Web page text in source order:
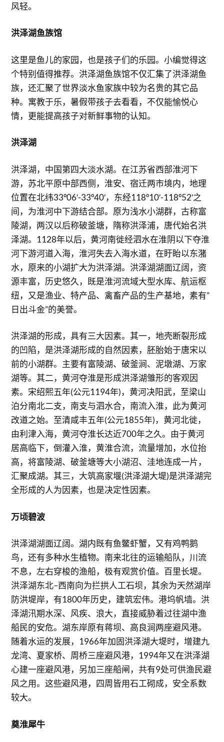
风轻。
洪泽湖鱼族馆
这里是鱼儿的家园，也是孩子们的乐园。小编觉得这
个特别值得推荐。洪泽湖鱼族馆不仅汇集了洪泽湖鱼
族，还汇聚了世界淡水鱼家族中较为名贵的其它品
种。寓教于乐，暑假带孩子去看看，不仅能愉悦心
情，更能提高孩子对新鲜事物的认知。
洪泽湖
洪泽湖，中国第四大淡水湖。在江苏省西部淮河下
游，苏北平原中部西侧，淮安、宿迁两市境内，地理
位置在北纬33º06′-33º40′，东经118º10′-118º52′之
间，为淮河中下游结合部。原为浅水小湖群，古称富
陵湖，两汉以后称破釜塘，隋称洪泽浦，唐代始名洪
泽湖。1128年以后，黄河南徙经泗水在淮阴以下夺淮
河下游河道入海，淮河失去入海水道，在盱眙以东潴
水，原来的小湖扩大为洪泽湖。洪泽湖湖面辽阔，资
源丰富，历史悠久，既是淮河流域大型水库、航运枢
纽，又是渔业、特产品、禽畜产品的生产基地，素有”
日出斗金”的美誉。
洪泽湖的形成，具有三大因素。其一，地壳断裂形成
的凹陷，是洪泽湖形成的自然因素，胚胎始于唐宋以
前的小湖群。主要有富陵湖、破釜涧、泥墩湖、万家
湖等。其二，黄河夺淮是形成洪泽湖雏形的客观因
素。宋绍熙五年(公元1194年)，黄河决阳武，至梁山
泊分南北二支，南支与泗水合，南流入淮，此为黄河
改道之始。至清咸丰五年(公元1855年)，黄河北徙，
由利津入海，黄河夺淮长达近700年之久。由于黄河
居高临下，倒灌入淮，黄淮合流，流量增加，水位抬
高，将富陵湖、破釜塘等大小湖沼、洼地连成一片，
汇聚成湖。其三，大筑高家堰(洪泽湖大堤)是洪泽湖完
全形成的人为因素，也是决定性因素。
万顷碧波
洪泽湖湖面辽阔。湖内既有鱼鳖虾蟹，又有鸡鸭鹅
鸟，还有多种水生植物。南来北往的运输船队，川流
不息，左右穿梭的渔船，极有观赏价值。百里长堤。
洪泽湖东北–西南向为拦拱人工石坝，其余为天然湖岸
防洪堤岸，有1800年历史，建筑宏伟。港坞帆墙。洪
泽湖汛期水深、风疾、浪大，直接威胁着过往湖中渔
船民的安危。湖东岸原有蒋坝、高良涧两座避风港。
随着水运的发展，1966年加固洪泽湖大堤时，增建九
龙湾、夏家桥、周桥三座避风港，1994年又在洪泽湖
心建一座避风港，另加三座船闸，共有9处可供渔民避
风之用。这些避风港，四周皆用石工砌成，安全系数
较大。
奠淮犀牛